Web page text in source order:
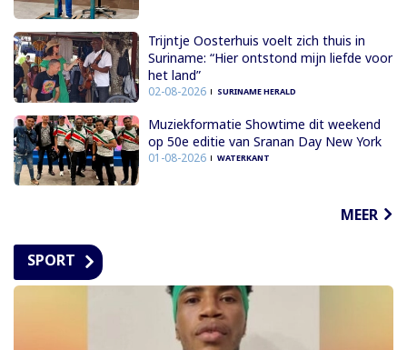
Trijntje Oosterhuis voelt zich thuis in
Suriname: “Hier ontstond mijn liefde voor
het land”
02-08-2026 SURINAME HERALD
Muziekformatie Showtime dit weekend
op 50e editie van Sranan Day New York
01-08-2026 WATERKANT
MEER
SPORT